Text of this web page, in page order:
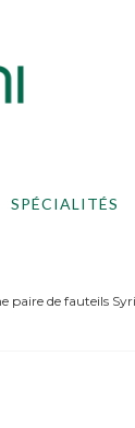
SPÉCIALITÉS
paire de fauteils